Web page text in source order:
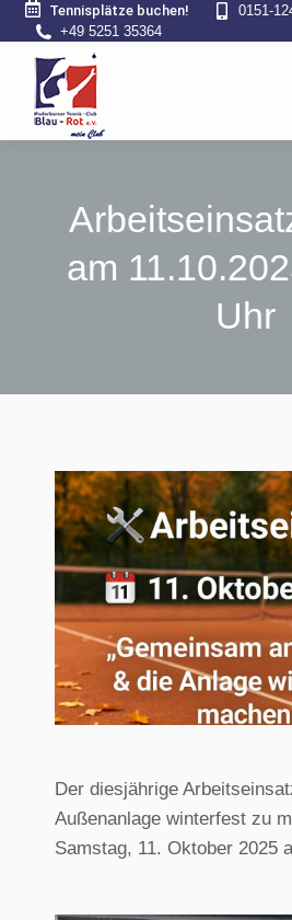
Tennisplätze buchen!
0151-
+49 5251 35364
am
Uhr
Der diesjährige
Außenanlage winterfest zu
Samstag, 11. Oktober 2025